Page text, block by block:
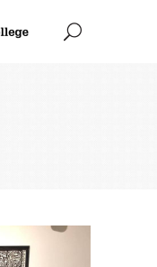
і